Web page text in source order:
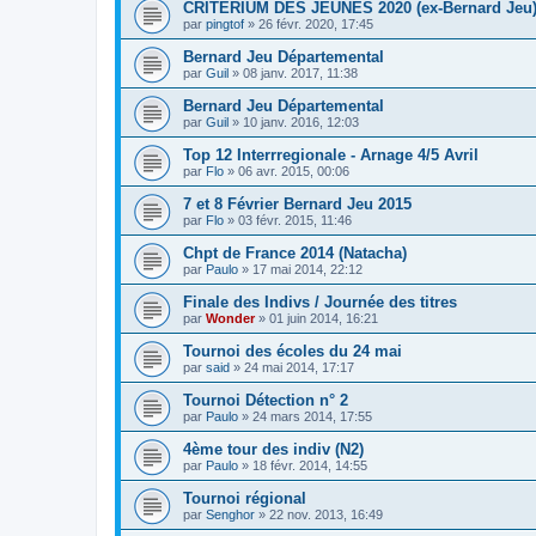
CRITERIUM DES JEUNES 2020 (ex-Bernard Jeu)
par pingtof » 26 févr. 2020, 17:45
Bernard Jeu Départemental
par Guil » 08 janv. 2017, 11:38
Bernard Jeu Départemental
par Guil » 10 janv. 2016, 12:03
Top 12 Interrregionale - Arnage 4/5 Avril
par Flo » 06 avr. 2015, 00:06
7 et 8 Février Bernard Jeu 2015
par Flo » 03 févr. 2015, 11:46
Chpt de France 2014 (Natacha)
par Paulo » 17 mai 2014, 22:12
Finale des Indivs / Journée des titres
par Wonder» 01 juin 2014, 16:21
Tournoi des écoles du 24 mai
par said » 24 mai 2014, 17:17
Tournoi Détection n° 2
par Paulo » 24 mars 2014, 17:55
4ème tour des indiv (N2)
par Paulo » 18 févr. 2014, 14:55
Tournoi régional
par Senghor » 22 nov. 2013, 16:49